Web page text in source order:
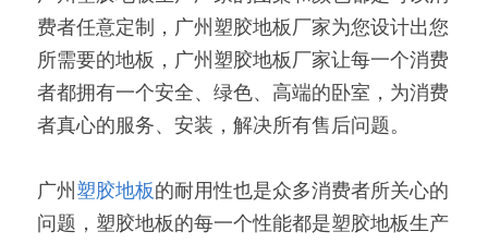
费者任意定制，广州塑胶地板厂家为您设计出您
所需要的地板，广州塑胶地板厂家让每一个消费
者都拥有一个安全、绿色、高端的卧室，为消费
者真心的服务、安装，解决所有售后问题。
广州塑胶地板的耐用性也是众多消费者所关心的
问题，塑胶地板的每一个性能都是塑胶地板生产